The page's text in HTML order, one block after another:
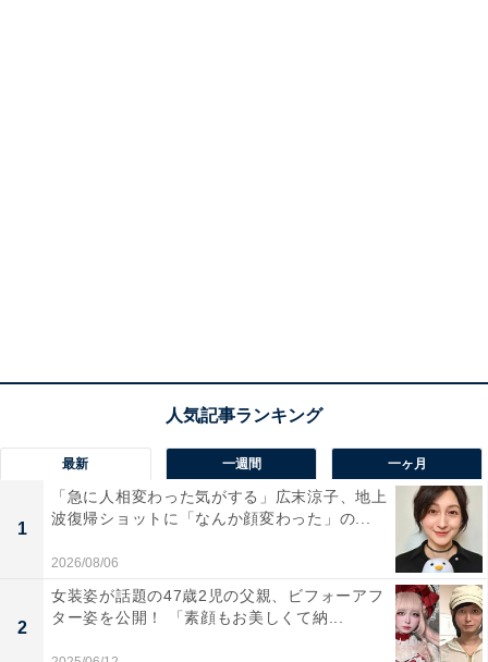
最新 一週間 一ヶ月
1
「急に人相変わった気がする」広末涼子、地上
波復帰ショットに「なんか顔変わった」の...
2026/08/06
2
女装姿が話題の47歳2児の父親、ビフォーアフ
ター姿を公開！ 「素顔もお美しくて納...